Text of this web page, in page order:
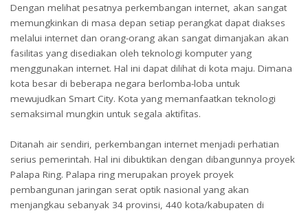
Dengan melihat pesatnya perkembangan internet, akan sangat
memungkinkan di masa depan setiap perangkat dapat diakses
melalui internet dan orang-orang akan sangat dimanjakan akan
fasilitas yang disediakan oleh teknologi komputer yang
menggunakan internet. Hal ini dapat dilihat di kota maju. Dimana
kota besar di beberapa negara berlomba-loba untuk
mewujudkan Smart City. Kota yang memanfaatkan teknologi
semaksimal mungkin untuk segala aktifitas.
Ditanah air sendiri, perkembangan internet menjadi perhatian
serius pemerintah. Hal ini dibuktikan dengan dibangunnya proyek
Palapa Ring. Palapa ring merupakan proyek proyek
pembangunan jaringan serat optik nasional yang akan
menjangkau sebanyak 34 provinsi, 440 kota/kabupaten di